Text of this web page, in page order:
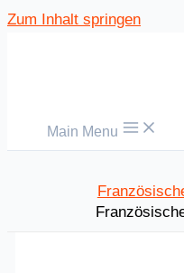
Zum Inhalt springen
Main Menu